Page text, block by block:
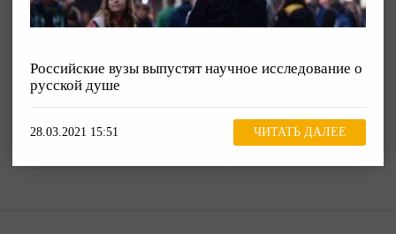
Российские вузы выпустят научное исследование о
русской душе
28.03.2021 15:51 ЧИТАТЬ ДАЛЕЕ